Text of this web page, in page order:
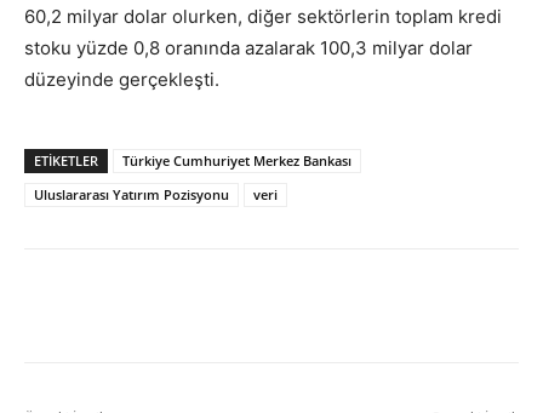
60,2 milyar dolar olurken, diğer sektörlerin toplam kredi
stoku yüzde 0,8 oranında azalarak 100,3 milyar dolar
düzeyinde gerçekleşti.
ETİKETLER
Türkiye Cumhuriyet Merkez Bankası
Uluslararası Yatırım Pozisyonu
veri